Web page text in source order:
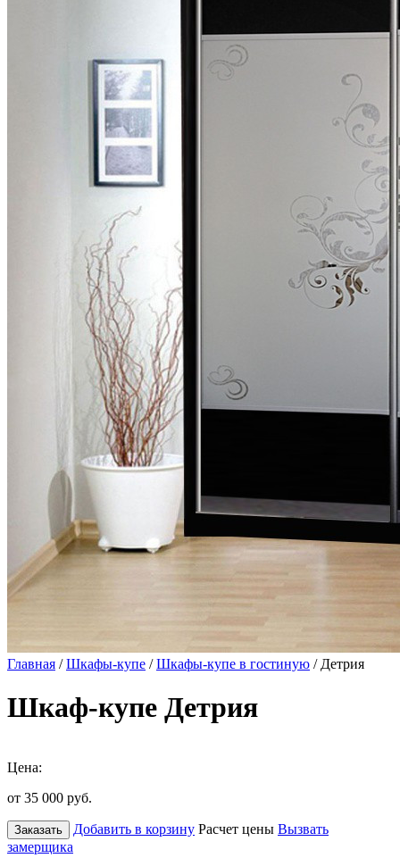
Главная /Шкафы-купе /Шкафы-купе в гостиную / Детрия
Шкаф-купе Детрия
Цена:
от 35 000 руб.
Заказать Добавить в корзину Расчет цены Вызвать
замерщика